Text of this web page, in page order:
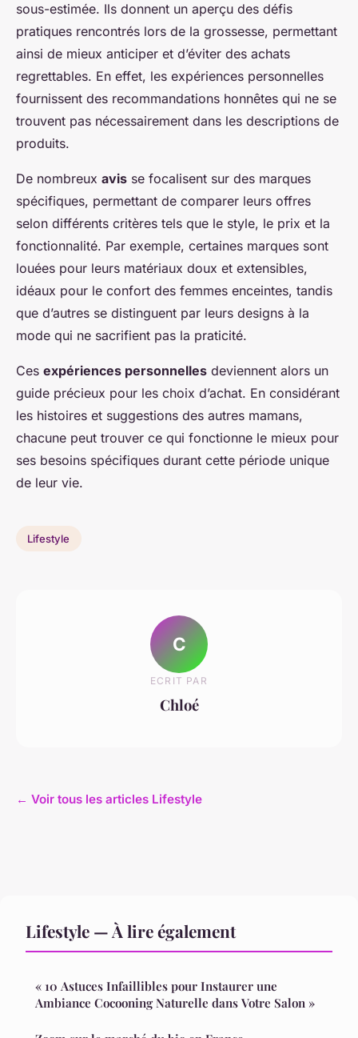
sous-estimée. Ils donnent un aperçu des défis
pratiques rencontrés lors de la grossesse, permettant
ainsi de mieux anticiper et d’éviter des achats
regrettables. En effet, les expériences personnelles
fournissent des recommandations honnêtes qui ne se
trouvent pas nécessairement dans les descriptions de
produits.
De nombreux avis se focalisent sur des marques
spécifiques, permettant de comparer leurs offres
selon différents critères tels que le style, le prix et la
fonctionnalité. Par exemple, certaines marques sont
louées pour leurs matériaux doux et extensibles,
idéaux pour le confort des femmes enceintes, tandis
que d’autres se distinguent par leurs designs à la
mode qui ne sacrifient pas la praticité.
Ces expériences personnelles deviennent alors un
guide précieux pour les choix d’achat. En considérant
les histoires et suggestions des autres mamans,
chacune peut trouver ce qui fonctionne le mieux pour
ses besoins spécifiques durant cette période unique
de leur vie.
Lifestyle
C
ECRIT PAR
Chloé
← Voir tous les articles Lifestyle
Lifestyle — À lire également
« 10 Astuces Infaillibles pour Instaurer une
Ambiance Cocooning Naturelle dans Votre Salon »